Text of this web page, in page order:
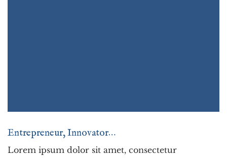
Entrepreneur, Innovator…
Lorem ipsum dolor sit amet, consectetur